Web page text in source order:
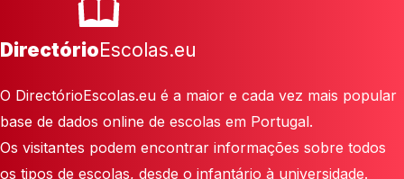
DirectórioEscolas.eu
O DirectórioEscolas.eu é a maior e cada vez mais popular
base de dados online de escolas em Portugal.
Os visitantes podem encontrar informações sobre todos
os tipos de escolas, desde o infantário à universidade.